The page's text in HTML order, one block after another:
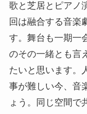
歌と芝居とピアノ
回は融合する音楽
す。舞台も一期一
のその一緒とも言
たいと思います。
事が難しい今、音
ょう。同じ空間で